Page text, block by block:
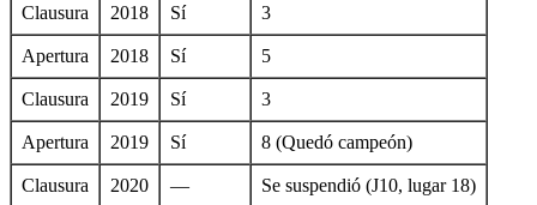
Clausura 2018 Sí 3
Apertura 2018 Sí 5
Clausura 2019 Sí 3
Apertura 2019 Sí 8 (Quedó campeón)
Clausura 2020 — Se suspendió (J10, lugar 18)